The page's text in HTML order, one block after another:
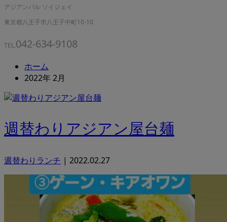
アジアンバル ソイジェイ
東京都八王子市八王子中町10-10
TEL.042-634-9108
ホーム
2022年 2月
週替わりアジアン屋台麺
週替わりランチ | 2022.02.27